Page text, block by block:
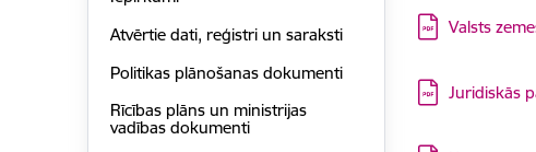
Atvērtie dati, reģistri un saraksti
Politikas plānošanas dokumenti
Rīcības plāns un ministrijas
vadības dokumenti
Lejupielādēt:
Valsts
Lejupielādēt:
Juridiskās